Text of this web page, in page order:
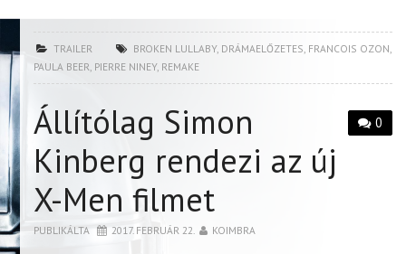
TRAILER BROKEN LULLABY, DRÁMAELŐZETES, FRANCOIS OZON,
PAULA BEER, PIERRE NINEY, REMAKE
0
Állítólag Simon
Kinberg rendezi az új
X-Men filmet
PUBLIKÁLTA 2017. FEBRUÁR 22. KOIMBRA